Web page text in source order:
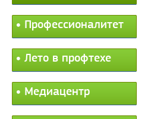
Профессионалитет
Лето в профтехе
Медиацентр